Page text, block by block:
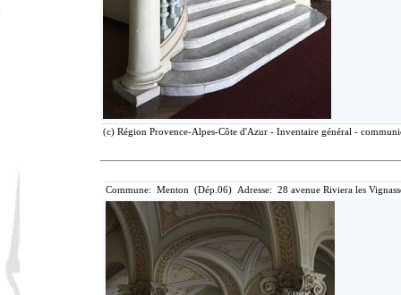
(c) Région Provence-Alpes-Côte d'Azur - Inventaire général -
Commune: Menton (Dép.06) Adresse: 28 avenue Riviera les